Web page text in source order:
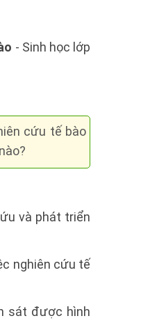
- Sinh học lớp
cứu tế bào
và phát triển
nghiên cứu tế
sát được hình